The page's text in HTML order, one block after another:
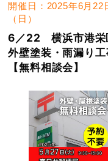
開催日：2025年6月22
（日）
6／22 横浜市港栄
外壁塗装・雨漏り工
【無料相談会】